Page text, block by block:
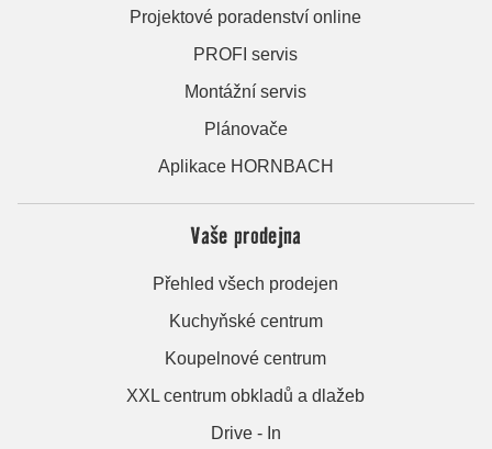
Projektové poradenství online
PROFI servis
Montážní servis
Plánovače
Aplikace HORNBACH
Vaše prodejna
Přehled všech prodejen
Kuchyňské centrum
Koupelnové centrum
XXL centrum obkladů a dlažeb
Drive - In